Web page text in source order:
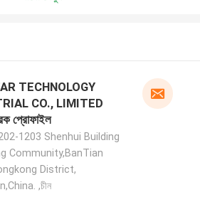
TECHNOLOGY
CO., LIMITED
প্রোফাইল
1203 Shenhui Building
Community,BanTian
District,
,চীন